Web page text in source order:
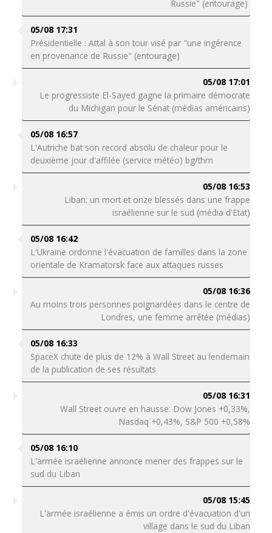
Russie" (entourage)
05/08 17:31
Présidentielle : Attal à son tour visé par "une ingérence
en provenance de Russie" (entourage)
05/08 17:01
Le progressiste El-Sayed gagne la primaire démocrate
du Michigan pour le Sénat (médias américains)
05/08 16:57
L'Autriche bat son record absolu de chaleur pour le
deuxième jour d'affilée (service météo) bg/thm
05/08 16:53
Liban: un mort et onze blessés dans une frappe
israélienne sur le sud (média d'Etat)
05/08 16:42
L'Ukraine ordonne l'évacuation de familles dans la zone
orientale de Kramatorsk face aux attaques russes
05/08 16:36
Au moins trois personnes poignardées dans le centre de
Londres, une femme arrêtée (médias)
05/08 16:33
SpaceX chute de plus de 12% à Wall Street au lendemain
de la publication de ses résultats
05/08 16:31
Wall Street ouvre en hausse: Dow Jones +0,33%,
Nasdaq +0,43%, S&P 500 +0,58%
05/08 16:10
L'armée israélienne annonce mener des frappes sur le
sud du Liban
05/08 15:45
L'armée israélienne a émis un ordre d'évacuation d'un
village dans le sud du Liban